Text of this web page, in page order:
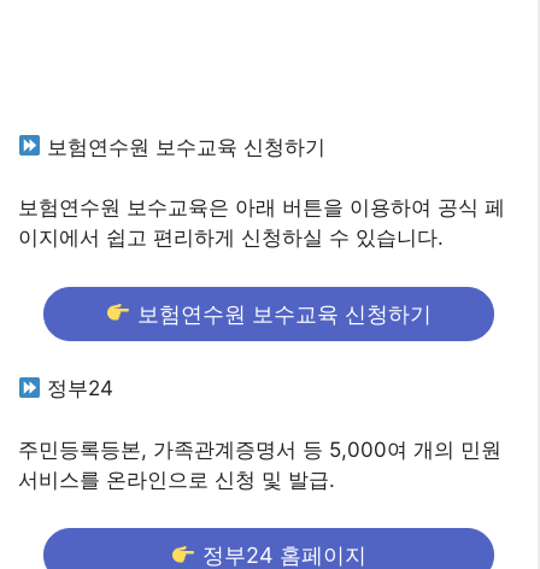
보험연수원 보수교육 신청하기
보험연수원 보수교육은 아래 버튼을 이용하여 공식 페
이지에서 쉽고 편리하게 신청하실 수 있습니다.
보험연수원 보수교육 신청하기
정부24
주민등록등본, 가족관계증명서 등 5,000여 개의 민원
서비스를 온라인으로 신청 및 발급.
정부24 홈페이지